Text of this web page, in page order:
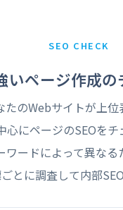
SEO CHECK
いページ作成
たのWebサイトが上
心にページのSEOを
ワードによって異なる
とに調査して内部